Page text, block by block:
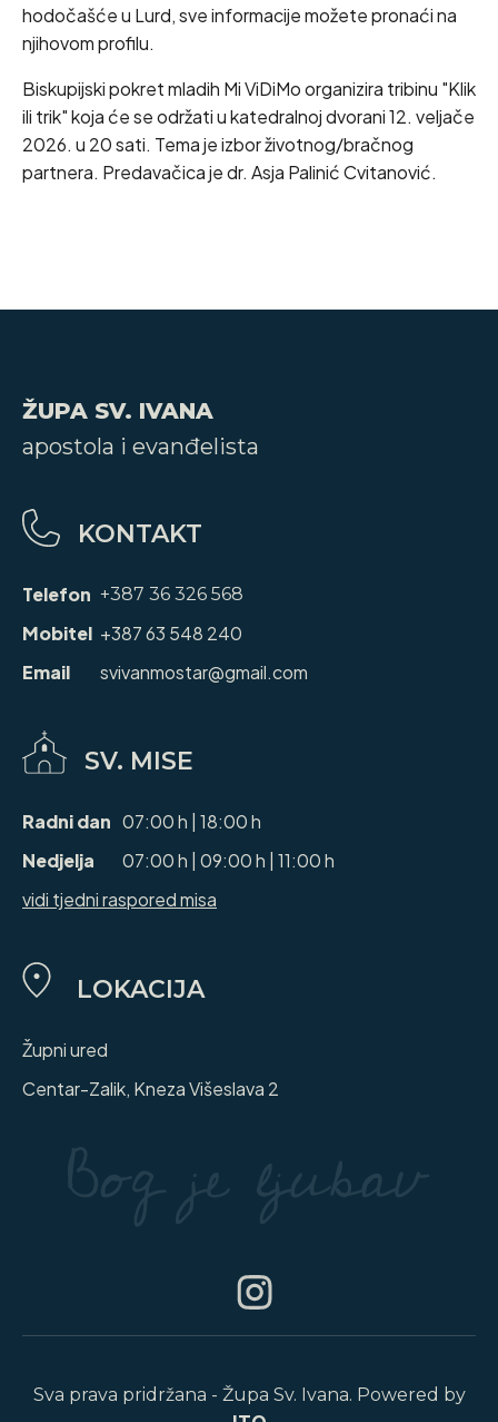
hodočašće u Lurd, sve informacije možete pronaći na
njihovom profilu.
Biskupijski pokret mladih Mi ViDiMo organizira tribinu "Klik
ili trik" koja će se održati u katedralnoj dvorani 12. veljače
2026. u 20 sati. Tema je izbor životnog/bračnog
partnera. Predavačica je dr. Asja Palinić Cvitanović.
ŽUPA SV. IVANA
apostola i evanđelista
KONTAKT
Telefon +387 36 326 568
Mobitel +387 63 548 240
Email
svivanmostar@gmail.com
SV. MISE
Radni dan 07:00 h | 18:00 h
Nedjelja
07:00 h | 09:00 h | 11:00 h
vidi tjedni raspored misa
LOKACIJA
Župni ured
Centar-Zalik, Kneza Višeslava 2
Sva prava pridržana - Župa Sv. Ivana. Powered by